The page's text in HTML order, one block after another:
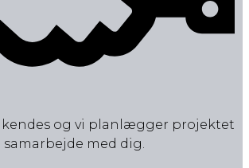
og vi planlægger projektet
samarbejde med dig.